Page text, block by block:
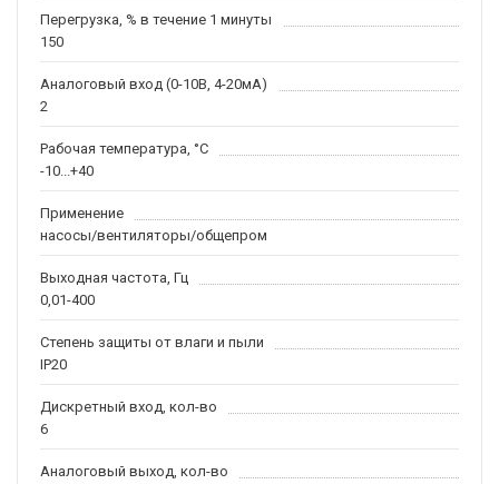
Перегрузка, % в течение 1 минуты
150
Аналоговый вход (0-10В, 4-20мА)
2
Рабочая температура, °С
-10...+40
Применение
насосы/вентиляторы/общепром
Выходная частота, Гц
0,01-400
Степень защиты от влаги и пыли
IP20
Дискретный вход, кол-во
6
Аналоговый выход, кол-во